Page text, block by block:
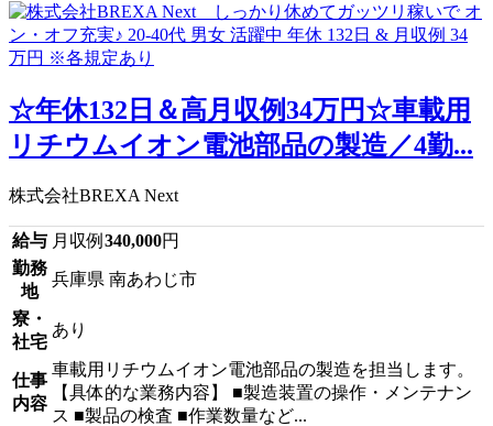
☆年休132日＆高月収例34万円☆車載用
リチウムイオン電池部品の製造／4勤...
株式会社BREXA Next
給与 月収例 340,000円
勤務
地
兵庫県 南あわじ市
寮・
社宅
あり
仕事
内容
車載用リチウムイオン電池部品の製造を担当します。
【具体的な業務内容】 ■製造装置の操作・メンテナン
ス ■製品の検査 ■作業数量など...